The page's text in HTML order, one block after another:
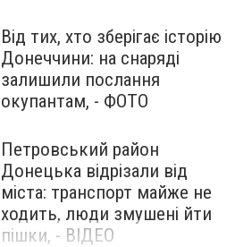
Від тих, хто зберігає історію
Донеччини: на снаряді
залишили послання
окупантам, - ФОТО
Петровський район
Донецька відрізали від
міста: транспорт майже не
ходить, люди змушені йти
пішки, - ВІДЕО